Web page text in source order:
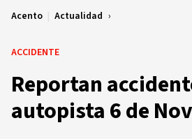
Acento | Actualidad
ACCIDENTE
Reportan
autopista 6 de